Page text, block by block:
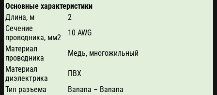
Основные характеристики
Длина, м
2
Сечение
проводника, мм2
10 AWG
Материал
проводника
Медь, многожильный
Материал
диэлектрика
ПВХ
Тип разъема
Banana – Banana